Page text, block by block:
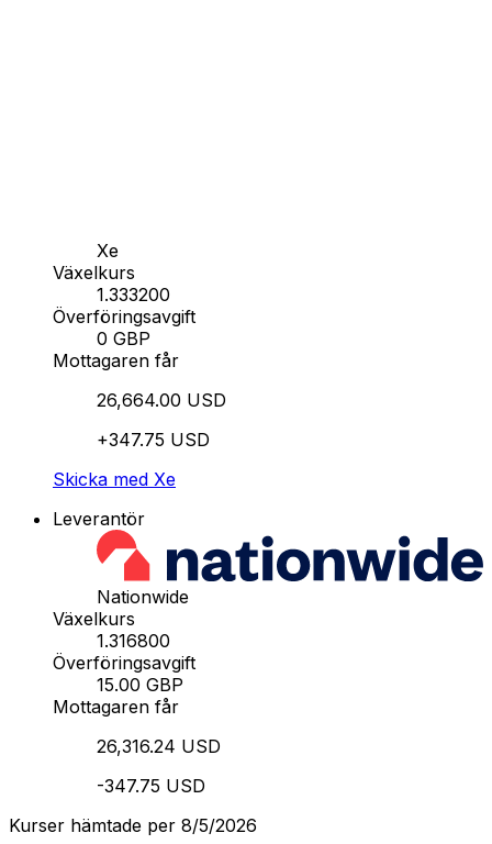
Xe
Växelkurs
1.333200
Överföringsavgift
0 GBP
Mottagaren får
26,664.00 USD
+347.75 USD
Skicka med Xe
Leverantör
Nationwide
Växelkurs
1.316800
Överföringsavgift
15.00 GBP
Mottagaren får
26,316.24 USD
-347.75 USD
Kurser hämtade per 8/5/2026